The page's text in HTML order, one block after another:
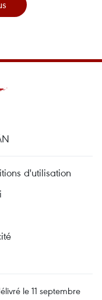
d'utilisation
le 11 septembre